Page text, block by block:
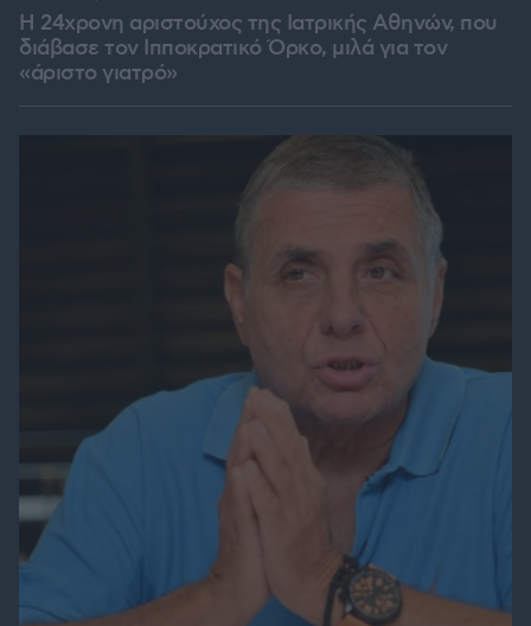
Η 24χρονη αριστούχος της Ιατρικής Αθηνών, που
διάβασε τον Ιπποκρατικό Όρκο, μιλά για τον
«άριστο γιατρό»